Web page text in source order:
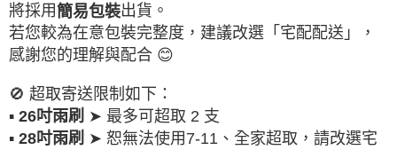
將採用簡易包裝出貨。
若您較為在意包裝完整度，建議改選「宅配配送」，
感謝您的理解與配合 😊
🚫 超取寄送限制如下：
▪ 26吋雨刷 ➤ 最多可超取 2 支
▪ 28吋雨刷 ➤ 恕無法使用7-11、全家超取，請改選宅